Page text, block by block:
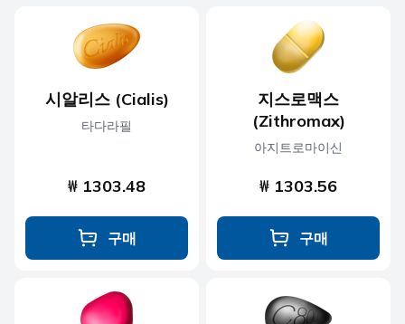
시알리스 (Cialis)
타다라필
₩ 1303.48
구매
지스로맥스
(Zithromax)
아지트로마이신
₩ 1303.56
구매